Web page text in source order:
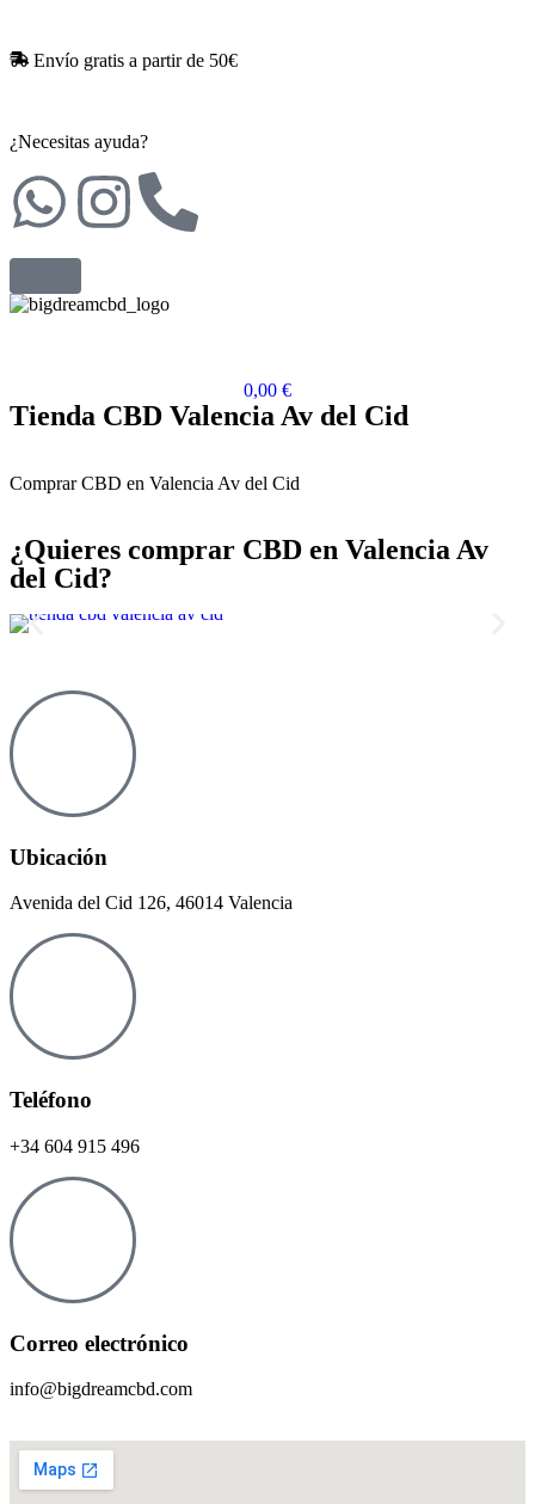
Envío gratis a partir de 50€​
¿Necesitas ayuda?
0,00 €
Tienda CBD Valencia Av del Cid
Comprar CBD en Valencia Av del Cid
¿Quieres comprar CBD en Valencia Av
del Cid?
Ubicación
Avenida del Cid 126, 46014 Valencia
Teléfono
+34 604 915 496
Correo electrónico
info@bigdreamcbd.com